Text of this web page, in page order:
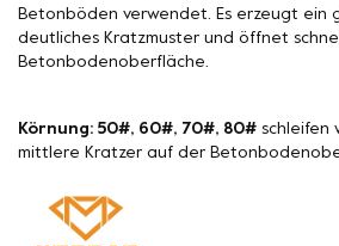
Betonböden verwendet. Es erzeugt ein
deutliches Kratzmuster und öffnet
Betonbodenoberfläche.
Körnung: 50#, 60#, 70#, 80# schleifen
mittlere Kratzer auf der